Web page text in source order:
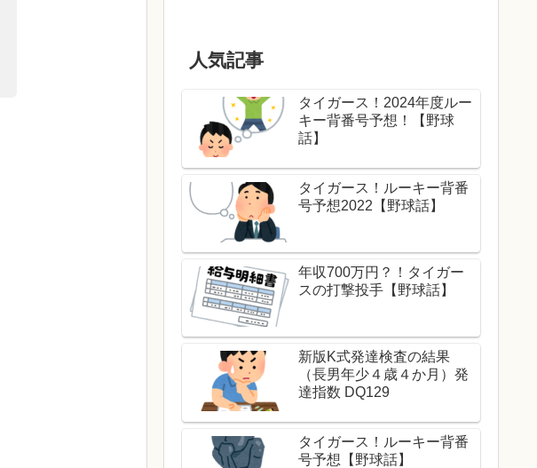
人気記事
タイガース！2024年度ルー
キー背番号予想！【野球
話】
タイガース！ルーキー背番
号予想2022【野球話】
年収700万円？！タイガー
スの打撃投手【野球話】
新版K式発達検査の結果
（長男年少４歳４か月）発
達指数 DQ129
タイガース！ルーキー背番
号予想【野球話】